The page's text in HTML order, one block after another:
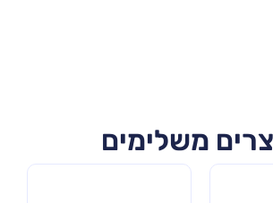
משלימים